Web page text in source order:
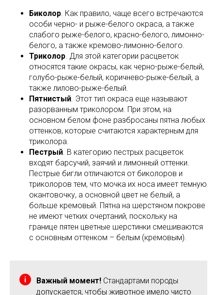
Биколор . Как правило, чаще всего встречаются
особи черно- и рыже-белого окраса, а также
слабого рыже-белого, красно-белого, лимонно-
белого, а также кремово-лимонно-белого.
Триколор . Для этой категории расцветок
относятся такие окрасы, как черно-рыже-белый,
голубо-рыже-белый, коричнево-рыже-белый, а
также лилово-рыже-белый.
Пятнистый . Этот тип окраса еще называют
разорванным триколором. При этом, на
основном белом фоне разбросаны пятна любых
оттенков, которые считаются характерным для
триколора.
Пестрый . В категорию пестрых расцветок
входят барсучий, заячий и лимонный оттенки.
Пестрые бигли отличаются от биколоров и
триколоров тем, что мочка их носа имеет темную
окантовочку, а основной цвет не белый, а
больше кремовый. Пятна на шерстяном покрове
не имеют четких очертаний, поскольку на
границе пятен цветные шерстинки смешиваются
с основным оттенком – белым (кремовым).
Важный момент! Стандартами породы
допускается, чтобы животное имело чисто